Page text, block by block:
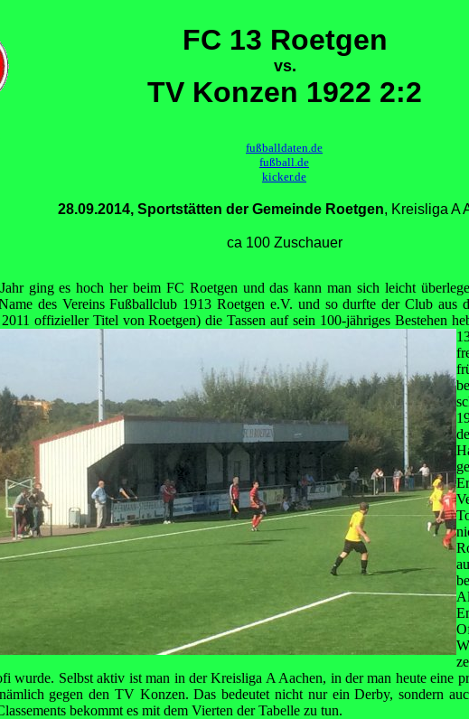
FC 13 Roetgen
vs.
TV Konzen 1922 2:2
fußballdaten.de
fußball.de
kicker.de
28.09.2014, Sportstätten der Gemeinde Roetgen, Kreisliga A
ca 100 Zuschauer
ging es hoch her beim FC Roetgen und das kann man sich leicht
des Vereins Fußballclub 1913 Roetgen e.V. und so durfte der Club
offizieller Titel von Roetgen) die Tassen auf sein 100-jähriges Bestehen
wurde. Selbst aktiv ist man in der Kreisliga A Aachen, in der man heute eine
gegen den TV Konzen. Das bedeutet nicht nur ein Derby, sondern
bekommt es mit dem Vierten der Tabelle zu tun.